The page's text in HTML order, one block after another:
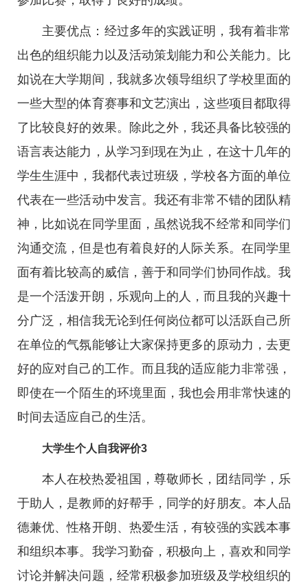
主要优点：经过多年的实践证明，我有着非常
出色的组织能力以及活动策划能力和公关能力。比
如说在大学期间，我就多次领导组织了学校里面的
一些大型的体育赛事和文艺演出，这些项目都取得
了比较良好的效果。除此之外，我还具备比较强的
语言表达能力，从学习到现在为止，在这十几年的
学生生涯中，我都代表过班级，学校各方面的单位
代表在一些活动中发言。我还有非常不错的团队精
神，比如说在同学里面，虽然说我不经常和同学们
沟通交流，但是也有着良好的人际关系。在同学里
面有着比较高的威信，善于和同学们协同作战。我
是一个活泼开朗，乐观向上的人，而且我的兴趣十
分广泛，相信我无论到任何岗位都可以活跃自己所
在单位的气氛能够让大家保持更多的原动力，去更
好的应对自己的工作。而且我的适应能力非常强，
即使在一个陌生的环境里面，我也会用非常快速的
时间去适应自己的生活。
大学生个人自我评价3
本人在校热爱祖国，尊敬师长，团结同学，乐
于助人，是教师的好帮手，同学的好朋友。本人品
德兼优、性格开朗、热爱生活，有较强的实践本事
和组织本事。我学习勤奋，积极向上，喜欢和同学
讨论并解决问题，经常积极参加班级及学校组织的